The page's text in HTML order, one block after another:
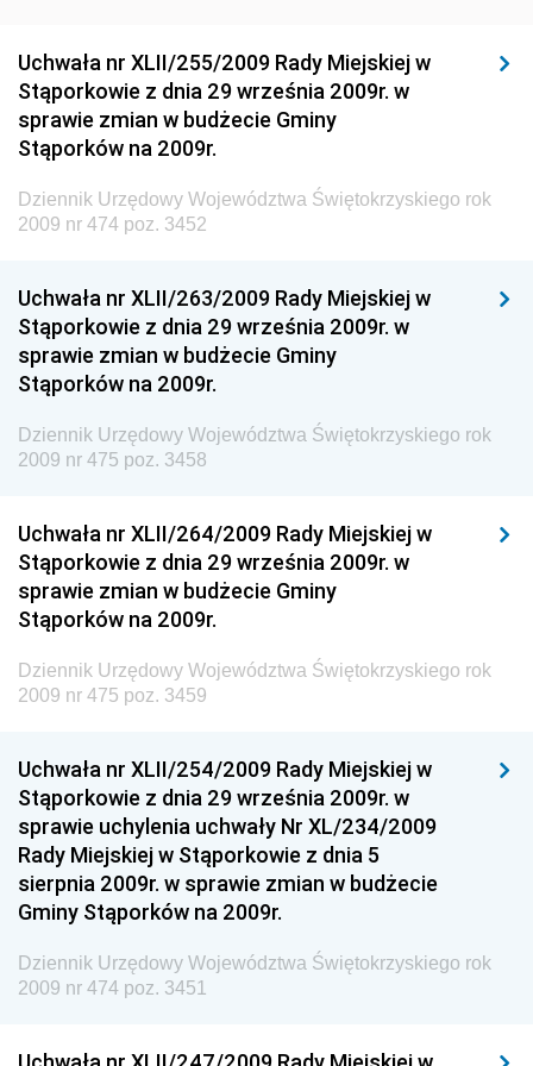
Dziennik Urzędowy Ministra Budownictwa i Przemysłu
Materiałów Budowlanych
Dziennik Urzędowy Ministra Infrastruktury i Rozwoju
Dziennik Urzędowy Głównego Inspektoratu Ochrony
Środowiska
Dziennik Urzędowy Generalnej Dyrekcji Ochrony
Dziennik Urzędowy Ministerstwa Administracji,
Gospodarki Terenowej i Ochrony Środowiska
Dziennik Urzędowy Ministerstwa Administracji i
Gospodarki Przestrzennej
Dziennik Urzędowy Unii Europejskiej, L
Dziennik Urzędowy Ministerstwa Przemysłu
Chemicznego i Lekkiego
Dziennik Urzędowy Ministerstwa Rolnictwa i
Gospodarki Żywnościowej
Dziennik Urzędowy Ministra Rodziny, Pracy i Polityki
Społecznej
Dziennik Urzędowy Ministra Rozwoju
Dziennik Urzędowy Ministra Infrastruktury i
Budownictwa
Dziennik Urzędowy Ministra Gospodarki Morskiej i
Żeglugi Śródlądowej
Dziennik Urzędowy Ministra Energii
Dziennik Urzędowy Ministra Finansów
Uchwała nr XLII/255/2009 Rady Miejskiej w
Stąporkowie z dnia 29 września 2009r. w
sprawie zmian w budżecie Gminy
Stąporków na 2009r.
Dziennik Urzędowy Województwa Świętokrzyskiego rok
2009 nr 474 poz. 3452
Uchwała nr XLII/263/2009 Rady Miejskiej w
Stąporkowie z dnia 29 września 2009r. w
sprawie zmian w budżecie Gminy
Stąporków na 2009r.
Dziennik Urzędowy Województwa Świętokrzyskiego rok
2009 nr 475 poz. 3458
Uchwała nr XLII/264/2009 Rady Miejskiej w
Stąporkowie z dnia 29 września 2009r. w
sprawie zmian w budżecie Gminy
Stąporków na 2009r.
Dziennik Urzędowy Województwa Świętokrzyskiego rok
2009 nr 475 poz. 3459
Uchwała nr XLII/254/2009 Rady Miejskiej w
Stąporkowie z dnia 29 września 2009r. w
sprawie uchylenia uchwały Nr XL/234/2009
Rady Miejskiej w Stąporkowie z dnia 5
sierpnia 2009r. w sprawie zmian w budżecie
Gminy Stąporków na 2009r.
Dziennik Urzędowy Województwa Świętokrzyskiego rok
2009 nr 474 poz. 3451